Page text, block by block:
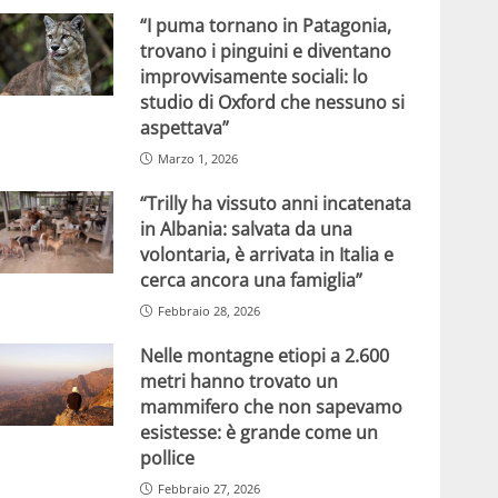
“I puma tornano in Patagonia,
trovano i pinguini e diventano
improvvisamente sociali: lo
studio di Oxford che nessuno si
aspettava”
Marzo 1, 2026
“Trilly ha vissuto anni incatenata
in Albania: salvata da una
volontaria, è arrivata in Italia e
cerca ancora una famiglia”
Febbraio 28, 2026
Nelle montagne etiopi a 2.600
metri hanno trovato un
mammifero che non sapevamo
esistesse: è grande come un
pollice
Febbraio 27, 2026